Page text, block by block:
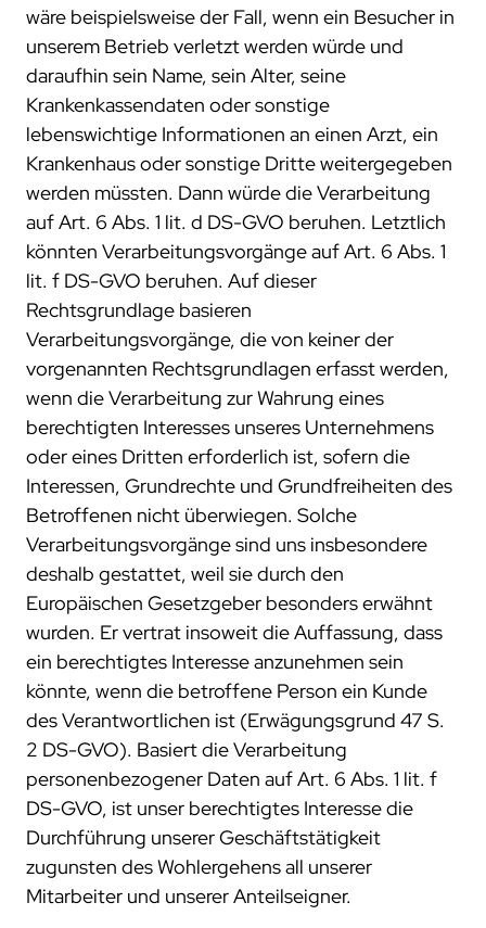
wäre beispielsweise der Fall, wenn ein Besucher in
unserem Betrieb verletzt werden würde und
daraufhin sein Name, sein Alter, seine
Krankenkassendaten oder sonstige
lebenswichtige Informationen an einen Arzt, ein
Krankenhaus oder sonstige Dritte weitergegeben
werden müssten. Dann würde die Verarbeitung
auf Art. 6 Abs. 1 lit. d DS-GVO beruhen. Letztlich
könnten Verarbeitungsvorgänge auf Art. 6 Abs. 1
lit. f DS-GVO beruhen. Auf dieser
Rechtsgrundlage basieren
Verarbeitungsvorgänge, die von keiner der
vorgenannten Rechtsgrundlagen erfasst werden,
wenn die Verarbeitung zur Wahrung eines
berechtigten Interesses unseres Unternehmens
oder eines Dritten erforderlich ist, sofern die
Interessen, Grundrechte und Grundfreiheiten des
Betroffenen nicht überwiegen. Solche
Verarbeitungsvorgänge sind uns insbesondere
deshalb gestattet, weil sie durch den
Europäischen Gesetzgeber besonders erwähnt
wurden. Er vertrat insoweit die Auffassung, dass
ein berechtigtes Interesse anzunehmen sein
könnte, wenn die betroffene Person ein Kunde
des Verantwortlichen ist (Erwägungsgrund 47 S.
2 DS-GVO). Basiert die Verarbeitung
personenbezogener Daten auf Art. 6 Abs. 1 lit. f
DS-GVO, ist unser berechtigtes Interesse die
Durchführung unserer Geschäftstätigkeit
zugunsten des Wohlergehens all unserer
Mitarbeiter und unserer Anteilseigner.